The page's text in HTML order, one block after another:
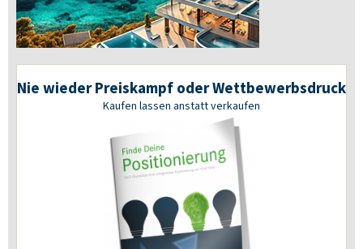
Nie wieder Preiskampf oder Wettbewerbsdruck
Kaufen lassen anstatt verkaufen